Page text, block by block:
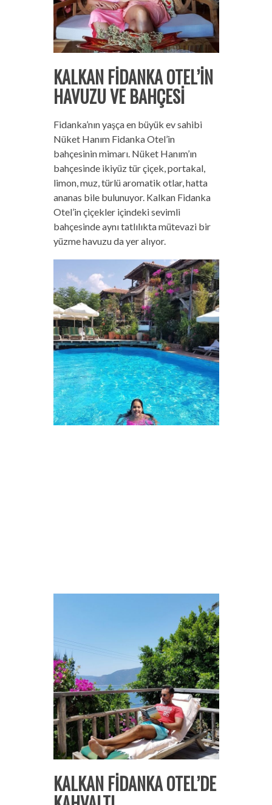
KALKAN FİDANKA OTEL’İN
HAVUZU VE BAHÇESİ
Fidanka’nın yaşça en büyük ev sahibi
Nüket Hanım Fidanka Otel’in
bahçesinin mimarı. Nüket Hanım’ın
bahçesinde ikiyüz tür çiçek, portakal,
limon, muz, türlü aromatik otlar, hatta
ananas bile bulunuyor. Kalkan Fidanka
Otel’in çiçekler içindeki sevimli
bahçesinde aynı tatlılıkta mütevazi bir
yüzme havuzu da yer alıyor.
KALKAN FİDANKA OTEL’DE